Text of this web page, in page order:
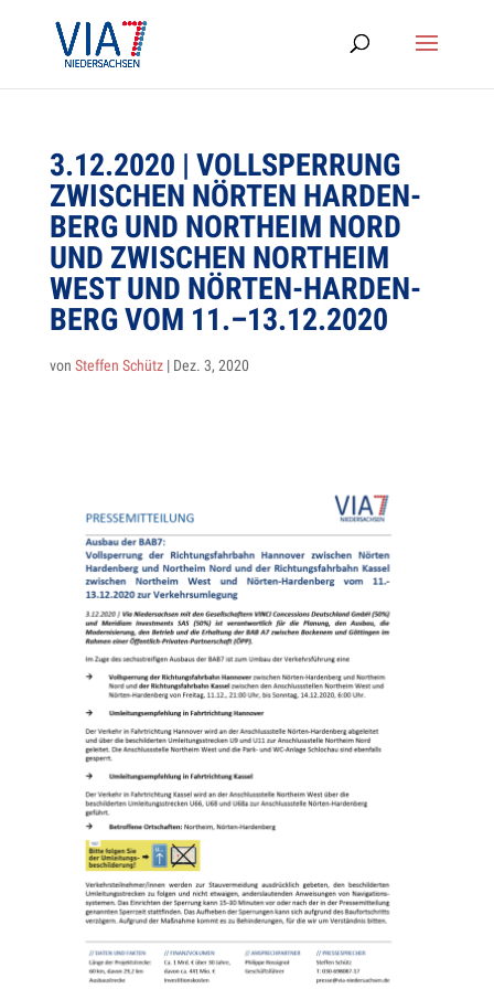
3.12.2020 | VOLL­SPER­RUNG
ZWI­SCHEN NÖR­TEN HAR­DEN­
BERG UND NORT­HEIM NORD
UND ZWI­SCHEN NORT­HEIM
WEST UND NÖR­TEN-HAR­DEN­
BERG VOM 11.–13.12.2020
von Steffen Schütz| Dez. 3, 2020